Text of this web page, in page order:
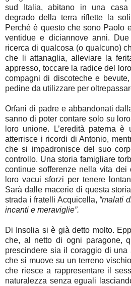
sud Italia, abitano in una casa
degrado della terra riflette la
Perché è questo che sono Paolo
ventidue e diciannove anni.
ricerca di qualcosa (o qualcuno)
che li attanaglia, alleviare la
appresso, toccare la radice del
compagni di discoteche e
pedine da utilizzare per
Orfani di padre e abbandonati
sanno di poter contare solo su
loro unione. L’eredità paterna
atterrisce i ricordi di Antonio,
che si impadronisce del suo
controllo. Una storia famigliare
continue sofferenze nella vita dei
loro vacui sforzi per tenere
Sarà dalle macerie di questa
strada i fratelli Acquicella, “malati
incanti e meraviglie”.
Di Insolia si è già detto molto.
che, al netto di ogni paragone,
prescindere sia il coraggio di una
che si muove su un terreno
che riesce a rappresentare il
naturalezza senza eguali